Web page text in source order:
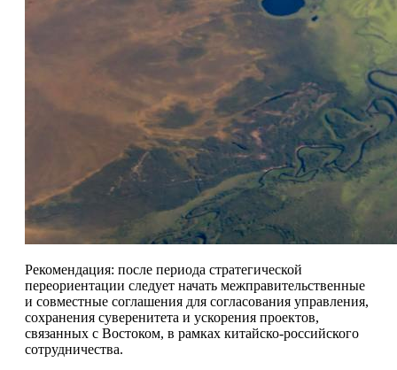
Рекомендация: после периода стратегической
переориентации следует начать межправительственные
и совместные соглашения для согласования управления,
сохранения суверенитета и ускорения проектов,
связанных с Востоком, в рамках китайско-российского
сотрудничества.